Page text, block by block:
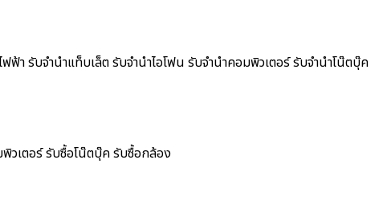
า รับจำนำแท็บเล็ต รับจำนำไอโฟน รับจำนำคอมพิวเตอร์ รับจำนำโน๊ตบุ๊ค
วเตอร์ รับซื้อโน๊ตบุ๊ค รับซื้อกล้อง